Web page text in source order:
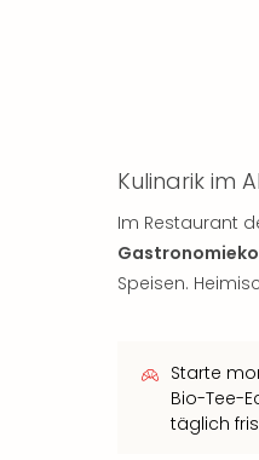
Kulinarik im
Im Restaurant
Speisen.
Starte
Bio-Tee-
täglich